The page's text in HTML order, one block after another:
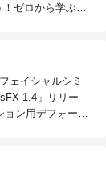
！ゼロから学ぶ
ェイシャルシミ
1.4」リリー
ン用デフォー